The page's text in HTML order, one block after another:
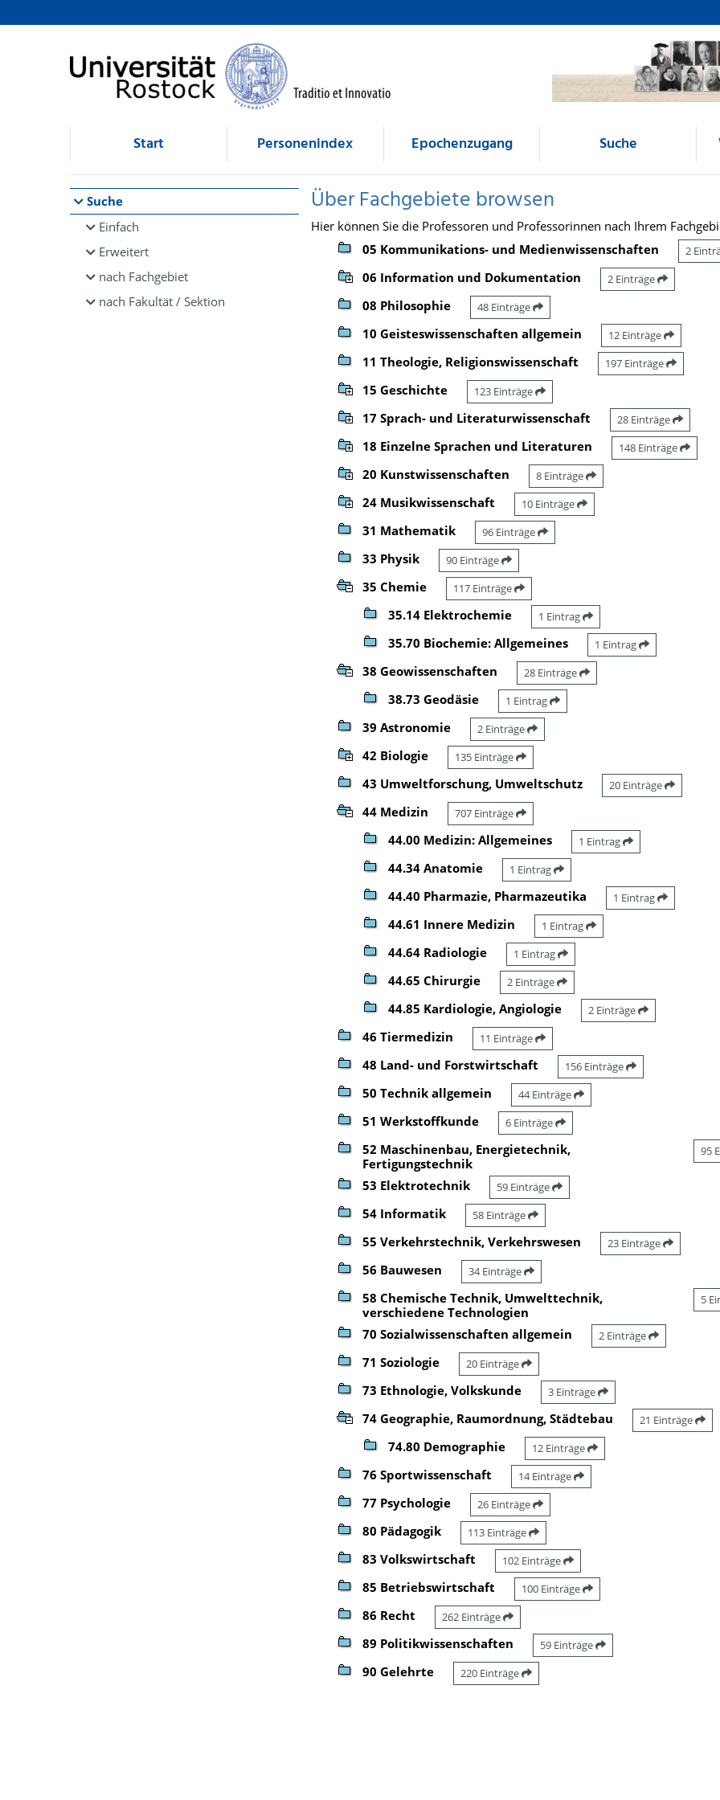
Browsen
direkt zum Inhalt
Start Personenindex Epochenzugang Suche
Suche
Einfach
Erweitert
nach Fachgebiet
nach Fakultät / Sektion
Über Fachgebiete browsen
Hier können Sie die Professoren und Professorinnen nach Ihrem
05 Kommunikations- und Medienwissenschaften
2
06 Information und Dokumentation 2 Einträge
08 Philosophie 48 Einträge
10 Geisteswissenschaften allgemein 12 Einträge
11 Theologie, Religionswissenschaft 197 Einträge
15 Geschichte 123 Einträge
17 Sprach- und Literaturwissenschaft 28 Einträge
18 Einzelne Sprachen und Literaturen 148 Einträge
20 Kunstwissenschaften 8 Einträge
24 Musikwissenschaft 10 Einträge
31 Mathematik 96 Einträge
33 Physik 90 Einträge
35 Chemie 117 Einträge
35.14 Elektrochemie 1 Eintrag
35.70 Biochemie: Allgemeines 1 Eintrag
38 Geowissenschaften 28 Einträge
38.73 Geodäsie 1 Eintrag
39 Astronomie 2 Einträge
42 Biologie 135 Einträge
43 Umweltforschung, Umweltschutz 20 Einträge
44 Medizin 707 Einträge
44.00 Medizin: Allgemeines 1 Eintrag
44.34 Anatomie 1 Eintrag
44.40 Pharmazie, Pharmazeutika 1 Eintrag
44.61 Innere Medizin 1 Eintrag
44.64 Radiologie 1 Eintrag
44.65 Chirurgie 2 Einträge
44.85 Kardiologie, Angiologie 2 Einträge
46 Tiermedizin 11 Einträge
48 Land- und Forstwirtschaft 156 Einträge
50 Technik allgemein 44 Einträge
51 Werkstoffkunde 6 Einträge
52 Maschinenbau, Energietechnik,
Fertigungstechnik
95
53 Elektrotechnik 59 Einträge
54 Informatik 58 Einträge
55 Verkehrstechnik, Verkehrswesen 23 Einträge
56 Bauwesen 34 Einträge
58 Chemische Technik, Umwelttechnik,
verschiedene Technologien
5
70 Sozialwissenschaften allgemein 2 Einträge
71 Soziologie 20 Einträge
73 Ethnologie, Volkskunde 3 Einträge
74 Geographie, Raumordnung, Städtebau 21 Einträge
74.80 Demographie 12 Einträge
76 Sportwissenschaft 14 Einträge
77 Psychologie 26 Einträge
80 Pädagogik 113 Einträge
83 Volkswirtschaft 102 Einträge
85 Betriebswirtschaft 100 Einträge
86 Recht 262 Einträge
89 Politikwissenschaften 59 Einträge
90 Gelehrte 220 Einträge